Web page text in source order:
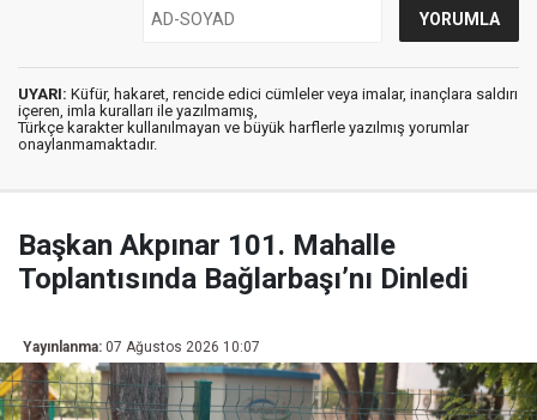
UYARI: Küfür, hakaret, rencide edici cümleler veya imalar, inançlara saldırı
içeren, imla kuralları ile yazılmamış,
Türkçe karakter kullanılmayan ve büyük harflerle yazılmış yorumlar
onaylanmamaktadır.
Başkan Akpınar 101. Mahalle
Toplantısında Bağlarbaşı’nı Dinledi
Yayınlanma: 07 Ağustos 2026 10:07